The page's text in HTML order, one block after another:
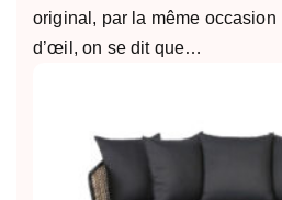
original, par la même occasion
d’œil, on se dit que…